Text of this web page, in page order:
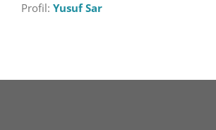
Profil: Yusuf Sar